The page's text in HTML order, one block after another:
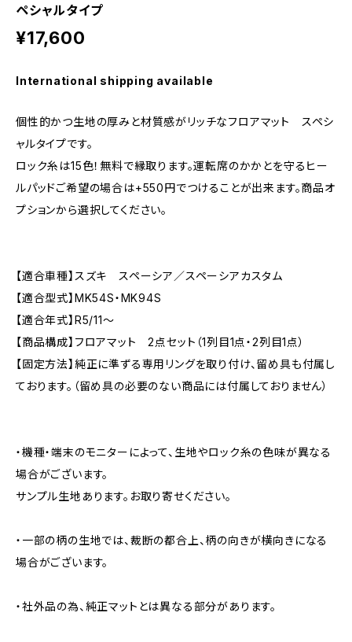
ペシャルタイプ
¥17,600
International shipping available
個性的かつ生地の厚みと材質感がリッチなフロアマット スペシ
ャルタイプです。
ロック糸は15色！無料で縁取ります。運転席のかかとを守るヒー
ルパッドご希望の場合は+550円でつけることが出来ます。商品オ
プションから選択してください。
【適合車種】スズキ スペーシア／スペーシアカスタム
【適合型式】MK54S・MK94S
【適合年式】R5/11～
【商品構成】フロアマット 2点セット（1列目1点・2列目1点）
【固定方法】純正に準ずる専用リングを取り付け、留め具も付属し
ております。（留め具の必要のない商品には付属しておりません）
・機種・端末のモニターによって、生地やロック糸の色味が異なる
場合がございます。
サンプル生地あります。お取り寄せください。
・一部の柄の生地では、裁断の都合上、柄の向きが横向きになる
場合がございます。
・社外品の為、純正マットとは異なる部分があります。